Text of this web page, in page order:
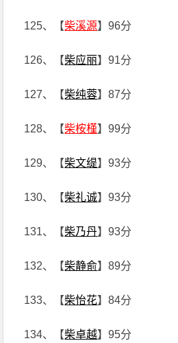
125、【柴溪源】96分
126、【柴应丽】91分
127、【柴纯蓉】87分
128、【柴桉槿】99分
129、【柴文缇】93分
130、【柴礼诚】93分
131、【柴乃丹】93分
132、【柴静俞】89分
133、【柴怡花】84分
134、【柴卓越】95分